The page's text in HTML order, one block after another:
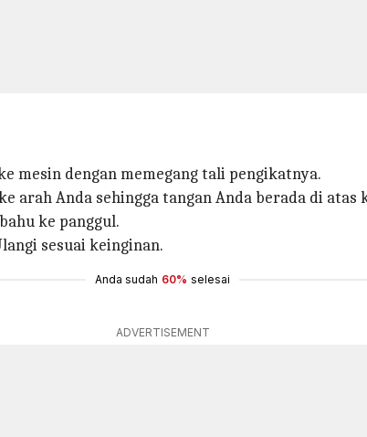
mesin dengan memegang tali pengikatnya.
Anda sehingga tangan Anda berada di atas
ke panggul.
sesuai keinginan.
Anda sudah 60% selesai
ADVERTISEMENT